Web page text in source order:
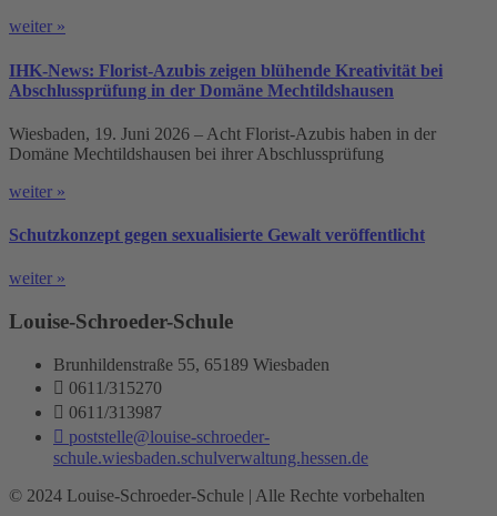
weiter »
IHK-News: Florist-Azubis zeigen blühende Kreativität bei
Abschlussprüfung in der Domäne Mechtildshausen
Wiesbaden, 19. Juni 2026 – Acht Florist-Azubis haben in der
Domäne Mechtildshausen bei ihrer Abschlussprüfung
weiter »
Schutzkonzept gegen sexualisierte Gewalt veröffentlicht
weiter »
Louise-Schroeder-Schule
Brunhildenstraße 55, 65189 Wiesbaden
0611/315270
0611/313987
poststelle@louise-schroeder-
schule.wiesbaden.schulverwaltung.hessen.de
© 2024 Louise-Schroeder-Schule | Alle Rechte vorbehalten